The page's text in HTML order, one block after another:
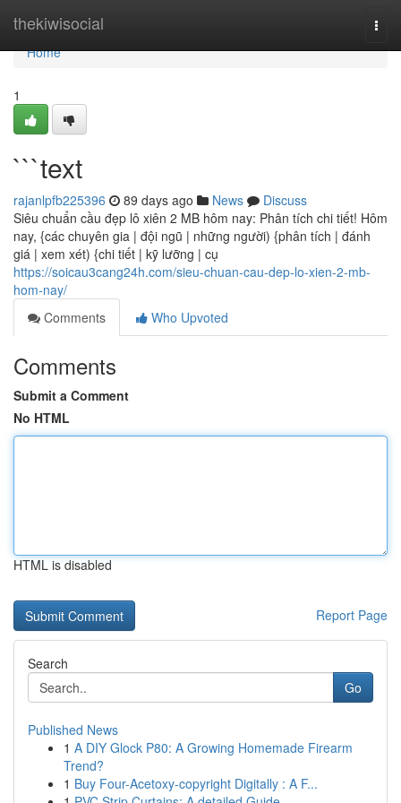
thekiwisocial
Home
Home
1
```text
rajanlpfb225396 89 days ago News
Discuss
Siêu chuẩn cầu đẹp lô xiên 2 MB hôm nay: Phân tích chi tiết! Hôm
nay, {các chuyên gia | đội ngũ | những người) {phân tích | đánh
giá | xem xét) {chi tiết | kỹ lưỡng | cụ
https://soicau3cang24h.com/sieu-chuan-cau-dep-lo-xien-2-mb-
hom-nay/
Comments
Who Upvoted
Comments
Submit a Comment
No HTML
HTML is disabled
Report Page
Search
Go
Published News
1 A DIY Glock P80: A Growing Homemade Firearm
Trend?
1 Buy Four-Acetoxy-copyright Digitally : A F...